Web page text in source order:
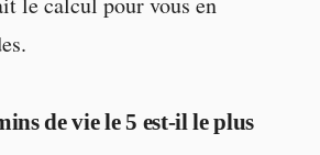
de vie le 5 est-il le plus